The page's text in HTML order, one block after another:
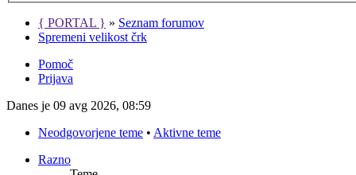
{ PORTAL } » Seznam forumov
Spremeni velikost črk
Pomoč
Prijava
Danes je 09 avg 2026, 08:59
Neodgovorjene teme • Aktivne teme
Razno